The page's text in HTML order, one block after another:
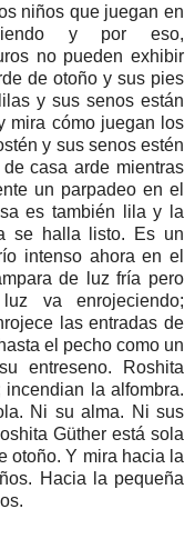
niños que juegan en
y por eso,
no pueden exhibir
de otoño y sus pies
y sus senos están
mira cómo juegan los
y sus senos estén
casa arde mientras
un parpadeo en el
es también lila y la
se halla listo. Es un
intenso ahora en el
de luz fría pero
va enrojeciendo;
las entradas de
el pecho como un
entreseno. Roshita
la alfombra.
Ni su alma. Ni sus
Güther está sola
otoño. Y mira hacia la
Hacia la pequeña